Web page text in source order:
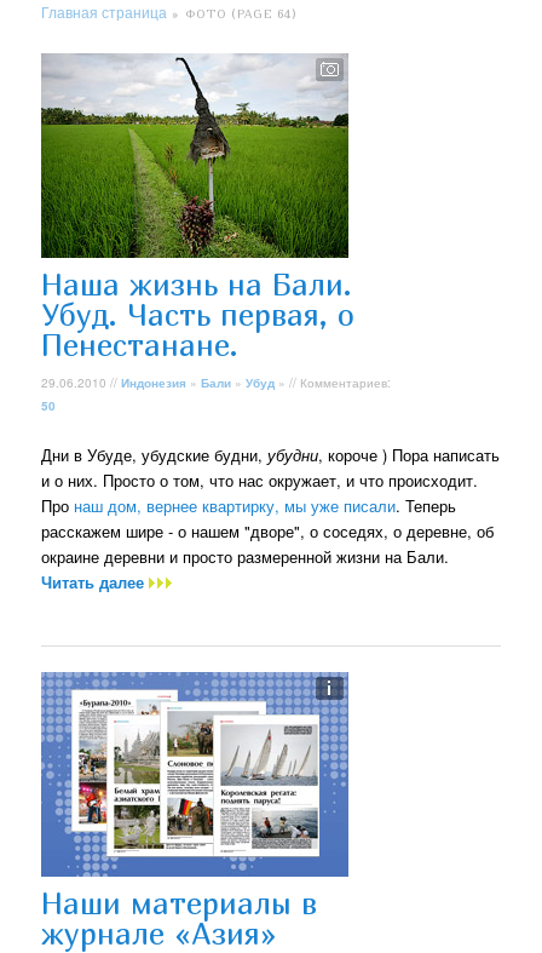
Главная страница » ФОТО (PAGE 64)
Наша жизнь на Бали.
Убуд. Часть первая, о
Пенестанане.
29.06.2010 //Индонезия »Бали »Убуд » // Комментариев:
50
Дни в Убуде, убудские будни,убудни, короче ) Пора написать
и о них. Просто о том, что нас окружает, и что происходит.
Про наш дом, вернее квартирку, мы уже писали. Теперь
расскажем шире - о нашем "дворе", о соседях, о деревне, об
окраине деревни и просто размеренной жизни на Бали.
Читать далее
Наши материалы в
журнале «Азия»